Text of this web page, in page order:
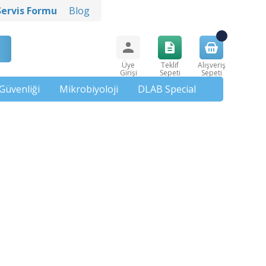
Formu Blog
Üye
Girişi
Teklif
Sepeti
Alışveriş
Sepeti
Mikrobiyoloji DLAB Special